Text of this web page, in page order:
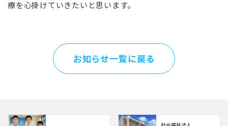
療を心掛けていきたいと思います。
お知らせ一覧に戻る